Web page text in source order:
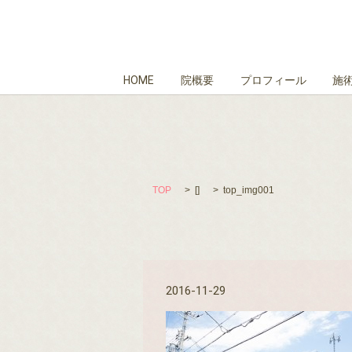
HOME 院概要 プロフィール 施
TOP [] top_img001
2016-11-29